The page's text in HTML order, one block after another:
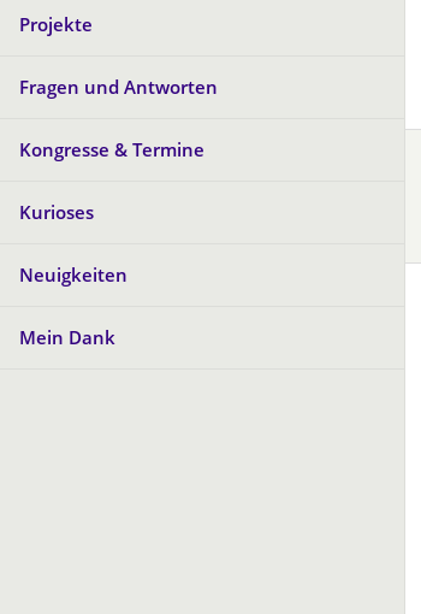
Projekte
Fragen und Antworten
Kongresse & Termine
Kurioses
Neuigkeiten
Mein Dank